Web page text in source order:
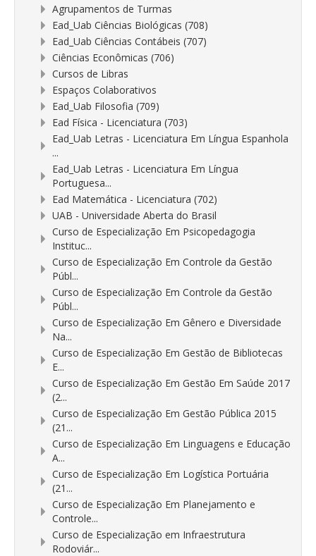
Agrupamentos de Turmas
Ead_Uab Ciências Biológicas (708)
Ead_Uab Ciências Contábeis (707)
Ciências Econômicas (706)
Cursos de Libras
Espaços Colaborativos
Ead_Uab Filosofia (709)
Ead Física - Licenciatura (703)
Ead_Uab Letras - Licenciatura Em Língua Espanhola
...
Ead_Uab Letras - Licenciatura Em Língua
Portuguesa...
Ead Matemática - Licenciatura (702)
UAB - Universidade Aberta do Brasil
Curso de Especialização Em Psicopedagogia
Instituc...
Curso de Especialização Em Controle da Gestão
Públ...
Curso de Especialização Em Controle da Gestão
Públ...
Curso de Especialização Em Gênero e Diversidade
Na...
Curso de Especialização Em Gestão de Bibliotecas
E...
Curso de Especialização Em Gestão Em Saúde 2017
(2...
Curso de Especialização Em Gestão Pública 2015
(21...
Curso de Especialização Em Linguagens e Educação
A...
Curso de Especialização Em Logística Portuária
(21...
Curso de Especialização Em Planejamento e
Controle...
Curso de Especialização em Infraestrutura
Rodoviár...